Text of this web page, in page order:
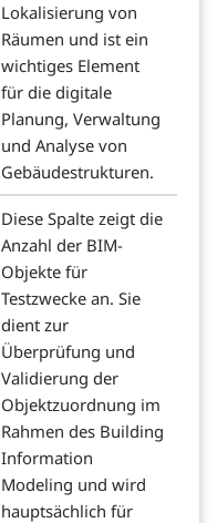
Lokalisierung von
Räumen und ist ein
wichtiges Element
für die digitale
Planung, Verwaltung
und Analyse von
Gebäudestrukturen.
Diese Spalte zeigt die
Anzahl der BIM-
Objekte für
Testzwecke an. Sie
dient zur
Überprüfung und
Validierung der
Objektzuordnung im
Rahmen des Building
Information
Modeling und wird
hauptsächlich für